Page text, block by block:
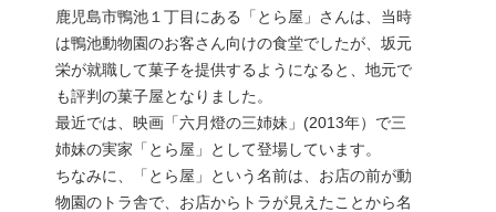
鹿児島市鴨池１丁目にある「とら屋」さんは、当時
は鴨池動物園のお客さん向けの食堂でしたが、坂元
栄が就職して菓子を提供するようになると、地元で
も評判の菓子屋となりました。
最近では、映画「六月燈の三姉妹」(2013年）で三
姉妹の実家「とら屋」として登場しています。
ちなみに、「とら屋」という名前は、お店の前が動
物園のトラ舎で、お店からトラが見えたことから名